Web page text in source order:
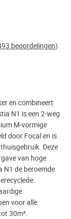
beoordelingen).
en combineert
N1 is een 2-weg
M-vormige
door Focal en is
Deze
van hoge
N1 de beroemde
voor alle
30m².